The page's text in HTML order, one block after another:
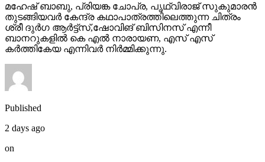
മഹേഷ് ബാബു, പ്രിയങ്ക ചോപ്ര, പൃഥ്വിരാജ് സുകുമാരൻ
തുടങ്ങിയവർ കേന്ദ്ര കഥാപാത്രത്തിലെത്തുന്ന ചിത്രം
ശ്രീ ദുർഗ ആർട്ട്സ്,ഷോവിങ് ബിസിനസ് എന്നീ
ബാനറുകളിൽ കെ എൽ നാരായണ, എസ് എസ്
കർത്തികേയ എന്നിവർ നിർമ്മിക്കുന്നു.
Published
2 days ago
on